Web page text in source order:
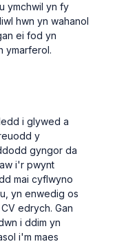
ymchwil yn fy
hwn yn wahanol
ei fod yn
ymarferol.
i glywed a
y
gyngor da
i'r pwynt
mai cyflwyno
yn enwedig os
edrych. Gan
i ddim yn
i'm maes